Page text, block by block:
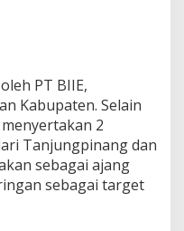
PT BIIE,
Kabupaten. Selain
2
Tanjungpinang dan
sebagai ajang
sebagai target